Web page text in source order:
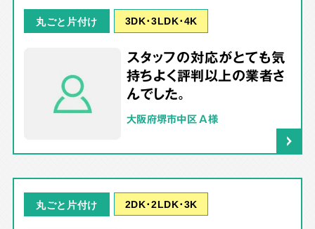
丸ごと片付け 3DK･3LDK･4K
スタッフの対応がとても気
持ちよく評判以上の業者さ
んでした。
大阪府堺市中区 A様
丸ごと片付け 2DK･2LDK･3K